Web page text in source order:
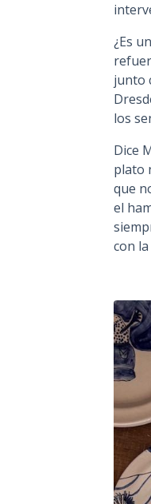
¿Es
junto
los
Dice
plato
que
el
con